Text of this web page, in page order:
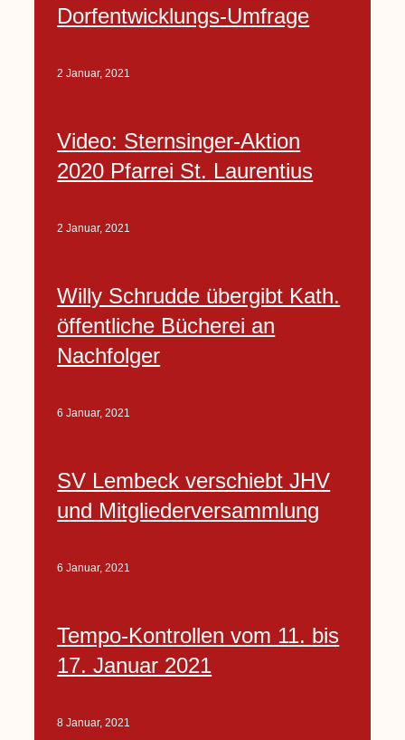
Dorfentwicklungs-Umfrage
2 Januar, 2021
Video: Sternsinger-Aktion
2020 Pfarrei St. Laurentius
2 Januar, 2021
Willy Schrudde übergibt Kath.
öffentliche Bücherei an
Nachfolger
6 Januar, 2021
SV Lembeck verschiebt JHV
und Mitgliederversammlung
6 Januar, 2021
Tempo-Kontrollen vom 11. bis
17. Januar 2021
8 Januar, 2021